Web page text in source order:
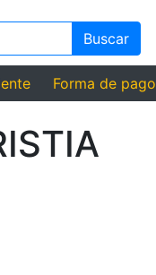
Buscar
Forma de pago